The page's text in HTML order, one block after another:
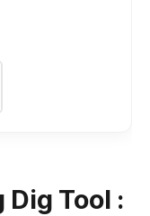
Tool :